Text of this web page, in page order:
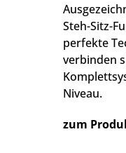
Steh-Sitz-
perfekte
verbinden
Niveau.
zum